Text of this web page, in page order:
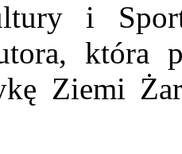
i
która
Ziemi